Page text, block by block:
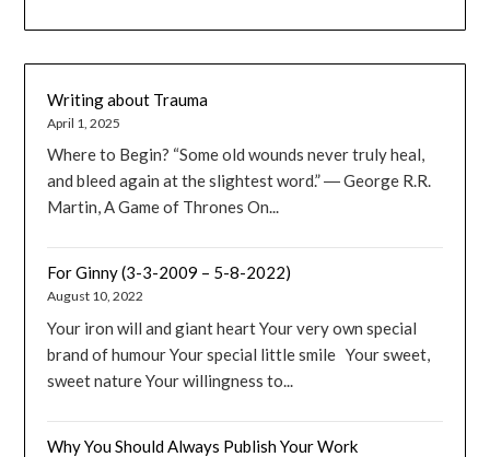
Writing about Trauma
April 1, 2025
Where to Begin? “Some old wounds never truly heal,
and bleed again at the slightest word.” ― George R.R.
Martin, A Game of Thrones On...
For Ginny (3-3-2009 – 5-8-2022)
August 10, 2022
Your iron will and giant heart Your very own special
brand of humour Your special little smile Your sweet,
sweet nature Your willingness to...
Why You Should Always Publish Your Work